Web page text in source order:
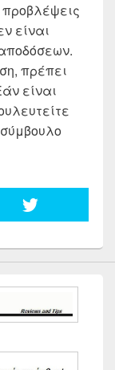
είναι
πρέπει
είναι